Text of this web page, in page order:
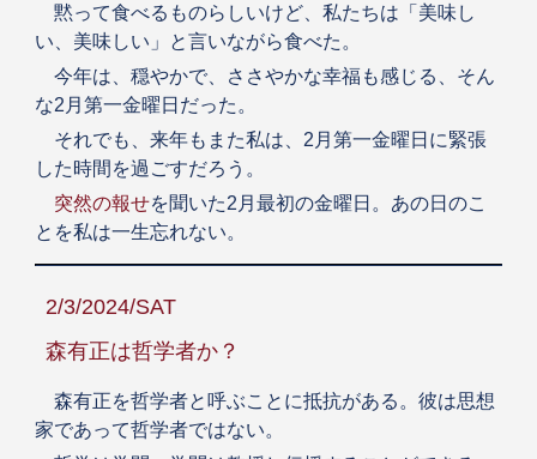
黙って食べるものらしいけど、私たちは「美味し
い、美味しい」と言いながら食べた。
今年は、穏やかで、ささやかな幸福も感じる、そん
な2月第一金曜日だった。
それでも、来年もまた私は、2月第一金曜日に緊張
した時間を過ごすだろう。
突然の報せを聞いた2月最初の金曜日。あの日のこ
とを私は一生忘れない。
2/3/2024/SAT
森有正は哲学者か？
森有正を哲学者と呼ぶことに抵抗がある。彼は思想
家であって哲学者ではない。